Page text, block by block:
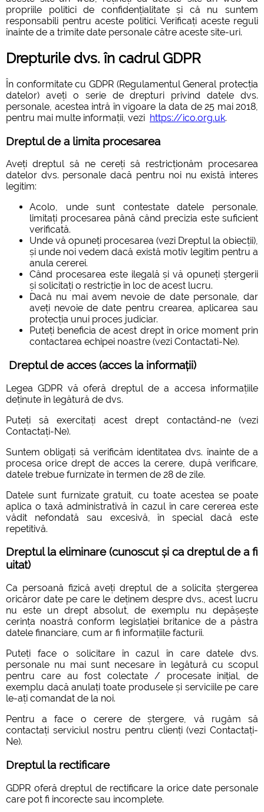
propriile politici de confidențialitate și că nu suntem
responsabili pentru aceste politici. Verificați aceste reguli
înainte de a trimite date personale către aceste site-uri.
Drepturile dvs. în cadrul GDPR
În conformitate cu GDPR (Regulamentul General protecția
datelor) aveți o serie de drepturi privind datele dvs.
personale, acestea intră în vigoare la data de 25 mai 2018,
pentru mai multe informații, vezi https://ico.org.uk.
Dreptul de a limita procesarea
Aveți dreptul să ne cereți să restricționăm procesarea
datelor dvs. personale dacă pentru noi nu există interes
legitim:
Acolo, unde sunt contestate datele personale,
limitați procesarea până când precizia este suficient
verificată.
Unde vă opuneți procesarea (vezi Dreptul la obiecții),
și unde noi vedem dacă există motiv legitim pentru a
anula cererei.
Când procesarea este ilegală și vă opuneți ștergerii
și solicitați o restricție în loc de acest lucru.
Dacă nu mai avem nevoie de date personale, dar
aveți nevoie de date pentru crearea, aplicarea sau
protecția unui proces judiciar.
Puteți beneficia de acest drept în orice moment prin
contactarea echipei noastre (vezi Contactati-Ne).
Dreptul de acces (acces la informații)
Legea GDPR vă oferă dreptul de a accesa informațiile
deținute în legătură de dvs.
Puteți să exercitați acest drept contactând-ne (vezi
Contactați-Ne).
Suntem obligați să verificăm identitatea dvs. înainte de a
procesa orice drept de acces la cerere, după verificare,
datele trebue furnizate în termen de 28 de zile.
Datele sunt furnizate gratuit, cu toate acestea se poate
aplica o taxă administrativă în cazul în care cererea este
vădit nefondată sau excesivă, în special dacă este
repetitivă.
Dreptul la eliminare (cunoscut și ca dreptul de a fi
uitat)
Ca persoană fizică aveți dreptul de a solicita ștergerea
oricăror date pe care le deținem despre dvs., acest lucru
nu este un drept absolut, de exemplu nu depășește
cerința noastră conform legislației britanice de a păstra
datele financiare, cum ar fi informațiile facturii.
Puteți face o solicitare în cazul în care datele dvs.
personale nu mai sunt necesare în legătură cu scopul
pentru care au fost colectate / procesate inițial, de
exemplu dacă anulați toate produsele și serviciile pe care
le-ați comandat de la noi.
Pentru a face o cerere de ștergere, vă rugăm să
contactați serviciul nostru pentru clienți (vezi Contactați-
Ne).
Dreptul la rectificare
GDPR oferă dreptul de rectificare la orice date personale
care pot fi incorecte sau incomplete.